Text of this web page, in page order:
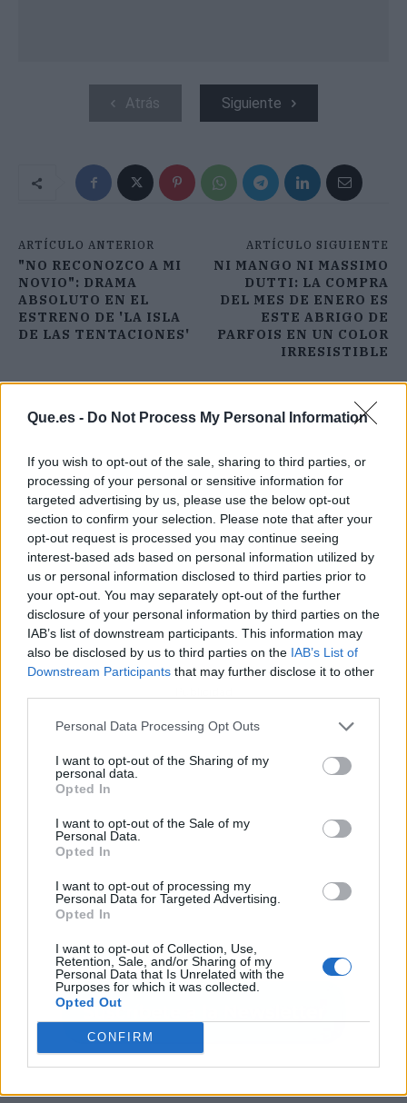
Que.es - Do Not Process My Personal Information
If you wish to opt-out of the sale, sharing to third parties, or
processing of your personal or sensitive information for
targeted advertising by us, please use the below opt-out
section to confirm your selection. Please note that after your
opt-out request is processed you may continue seeing
interest-based ads based on personal information utilized by
us or personal information disclosed to third parties prior to
your opt-out. You may separately opt-out of the further
disclosure of your personal information by third parties on the
IAB’s list of downstream participants. This information may
also be disclosed by us to third parties on the IAB’s List of
Downstream Participants that may further disclose it to other
Personal Data Processing Opt Outs
I want to opt-out of the Sharing of my
personal data.
Opted In
I want to opt-out of the Sale of my
Personal Data.
Opted In
I want to opt-out of processing my
Personal Data for Targeted Advertising.
Opted In
I want to opt-out of Collection, Use,
Retention, Sale, and/or Sharing of my
Personal Data that Is Unrelated with the
Purposes for which it was collected.
Opted Out
CONFIRM
Atrás Siguiente
ARTÍCULO ANTERIOR
"NO RECONOZCO A MI
NOVIO": DRAMA
ABSOLUTO EN EL
ESTRENO DE 'LA ISLA
DE LAS TENTACIONES'
ARTÍCULO SIGUIENTE
NI MANGO NI MASSIMO
DUTTI: LA COMPRA
DEL MES DE ENERO ES
ESTE ABRIGO DE
PARFOIS EN UN COLOR
IRRESISTIBLE